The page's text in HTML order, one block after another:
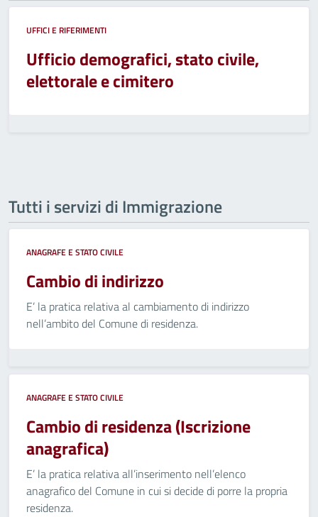
UFFICI E RIFERIMENTI
Ufficio demografici, stato civile,
elettorale e cimitero
Tutti i servizi di Immigrazione
ANAGRAFE E STATO CIVILE
Cambio di indirizzo
E’ la pratica relativa al cambiamento di indirizzo
nell’ambito del Comune di residenza.
ANAGRAFE E STATO CIVILE
Cambio di residenza (Iscrizione
anagrafica)
E’ la pratica relativa all’inserimento nell’elenco
anagrafico del Comune in cui si decide di porre la propria
residenza.